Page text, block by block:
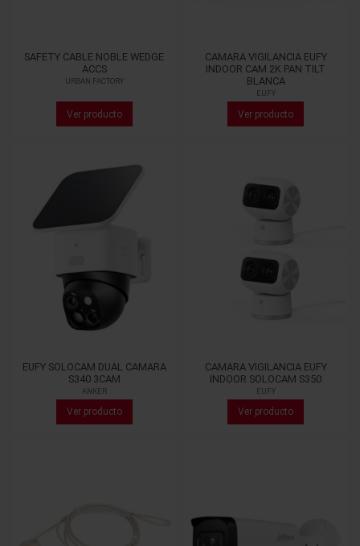
SAFETY CABLE NOBLE WEDGE
ACCS
URBAN FACTORY
Ver producto
CAMARA VIGILANCIA EUFY
INDOOR CAM 2K PAN TILT
BLANCA
EUFY
Ver producto
EUFY SOLOCAM DUAL CAMARA
S340 3CAM
ANKER
Ver producto
CAMARA VIGILANCIA EUFY
INDOOR SOLOCAM S350
EUFY
Ver producto